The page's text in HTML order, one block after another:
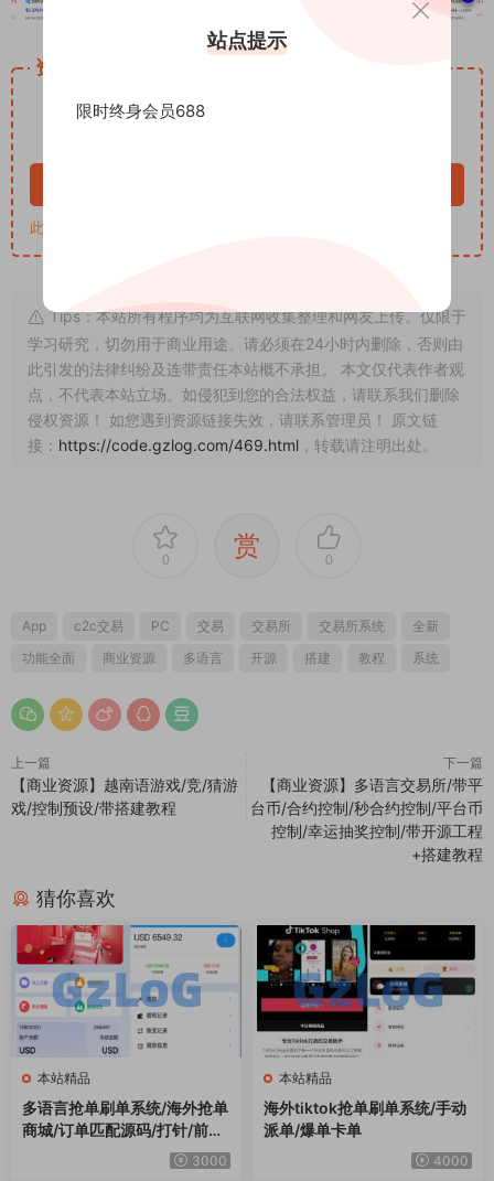
资源下载
下载价格
此资源购买后30天内可下载。
Tips：本站所有程序均为互联网收集整理和网友上传。仅限于
学习研究，切勿用于商业用途。请必须在24小时内删除，否则由
此引发的法律纠纷及连带责任本站概不承担。 本文仅代表作者观
点，不代表本站立场。如侵犯到您的合法权益，请联系我们删除
侵权资源！ 如您遇到资源链接失效，请联系管理员！ 原文链
接： https://code.gzlog.com/469.html ，转载请注明出处。
0 赏 0
App c2c交易 PC 交易 交易所 交易所系统
全新
功能全面
商业资源 多语言 开源 搭建 教程 系统
上一篇
【商业资源】越南语游戏/竞/猜游
戏/控制预设/带搭建教程
下一篇
【商业资源】多语言交易所/带平
台币/合约控制/秒合约控制/平台币
控制/幸运抽奖控制/带开源工程
+搭建教程
猜你喜欢
本站精品
多语言抢单刷单系统/海外抢单
商城/订单匹配源码/打针/前端
3000
本站精品
海外tiktok抢单刷单系统/手动
派单/爆单卡单
4000
站点提示
限时终身会员688